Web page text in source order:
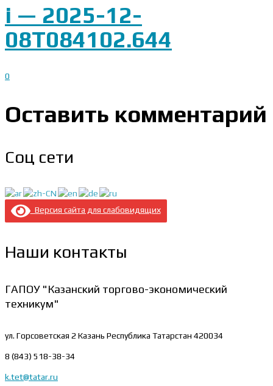
i — 2025-12-
08T084102.644
0
Оставить комментарий
Соц сети
Версия сайта для слабовидящих
Наши контакты
ГАПОУ "Казанский торгово-экономический
техникум"
ул. Горсоветская 2 Казань Республика Татарстан 420034
8 (843) 518-38-34
k.tet@tatar.ru